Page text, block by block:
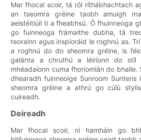
Mar fhocal scoir, tá ról ríthábhachtach
an tseomra gréine taobh amuigh
aeistéitiúil tí a fheabhsú. Ó fhuinneoga
go fuinneoga frámaithe dubha, tá
teorainn agus inspioráid le roghnú as.
a roghnú do do sheomra gréine, is
galánta a chruthú a léiríonn do stíl
mhéadaíonn cuma fhoriomlán do bhaile.
dhearadh fuinneoige Sunroom
sheomra gréine a athrú go cúlú
cuireadh.
Deireadh
Mar fhocal scoir, ní hamháin go